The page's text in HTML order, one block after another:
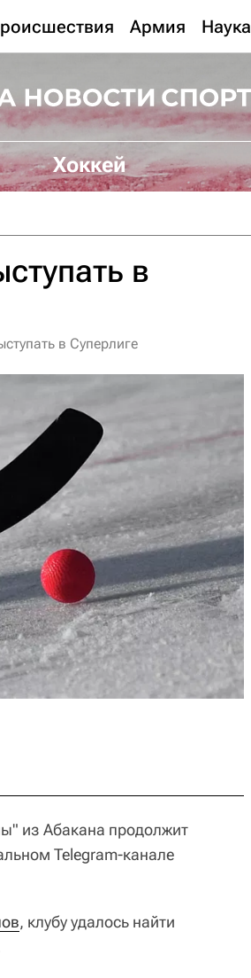
Армия Наука
Хоккей
в
в Суперлиге
из Абакана продолжит
Telegram-канале
, клубу удалось найти